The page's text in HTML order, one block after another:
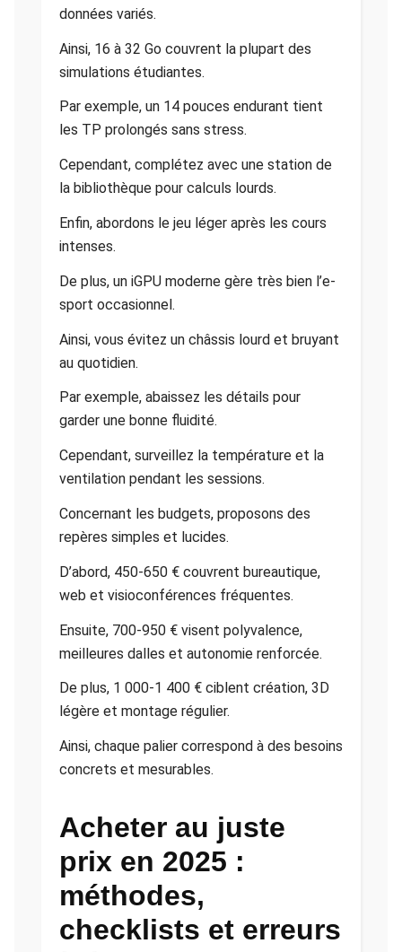
données variés.
Ainsi, 16 à 32 Go couvrent la plupart des
simulations étudiantes.
Par exemple, un 14 pouces endurant tient
les TP prolongés sans stress.
Cependant, complétez avec une station de
la bibliothèque pour calculs lourds.
Enfin, abordons le jeu léger après les cours
intenses.
De plus, un iGPU moderne gère très bien l’e-
sport occasionnel.
Ainsi, vous évitez un châssis lourd et bruyant
au quotidien.
Par exemple, abaissez les détails pour
garder une bonne fluidité.
Cependant, surveillez la température et la
ventilation pendant les sessions.
Concernant les budgets, proposons des
repères simples et lucides.
D’abord, 450-650 € couvrent bureautique,
web et visioconférences fréquentes.
Ensuite, 700-950 € visent polyvalence,
meilleures dalles et autonomie renforcée.
De plus, 1 000-1 400 € ciblent création, 3D
légère et montage régulier.
Ainsi, chaque palier correspond à des besoins
concrets et mesurables.
Acheter au juste
prix en 2025 :
méthodes,
checklists et erreurs